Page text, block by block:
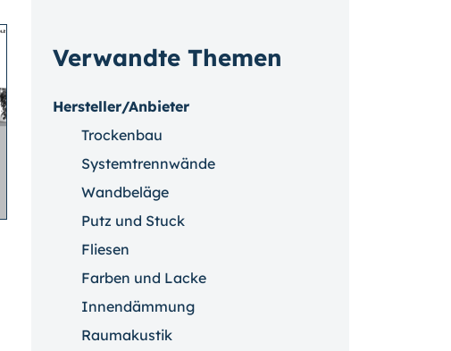
Verwandte Themen
Hersteller/Anbieter
Trockenbau
Systemtrennwände
Wandbeläge
Putz und Stuck
Fliesen
Farben und Lacke
Innendämmung
Raumakustik